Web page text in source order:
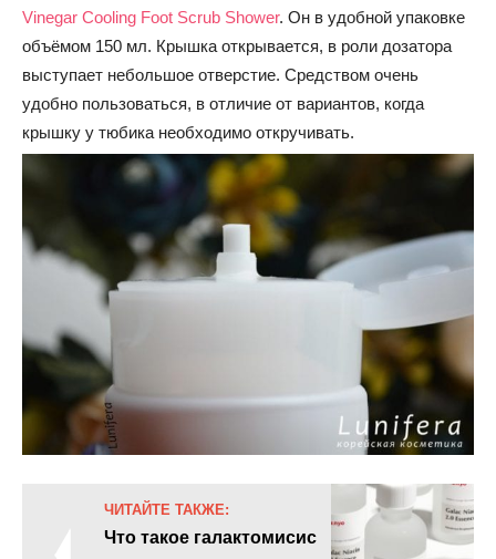
Vinegar Cooling Foot Scrub Shower. Он в удобной упаковке
объёмом 150 мл. Крышка открывается, в роли дозатора
выступает небольшое отверстие. Средством очень
удобно пользоваться, в отличие от вариантов, когда
крышку у тюбика необходимо откручивать.
ЧИТАЙТЕ ТАКЖЕ:
Что такое галактомисис